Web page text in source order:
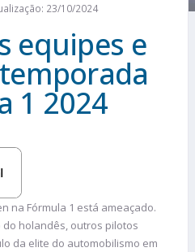
23/10/2024
equipes e
1 2024
na Fórmula 1 está ameaçado.
holandês, outros pilotos
da elite do automobilismo em